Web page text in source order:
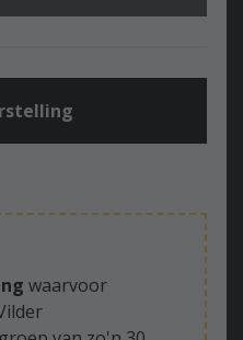
waarvoor